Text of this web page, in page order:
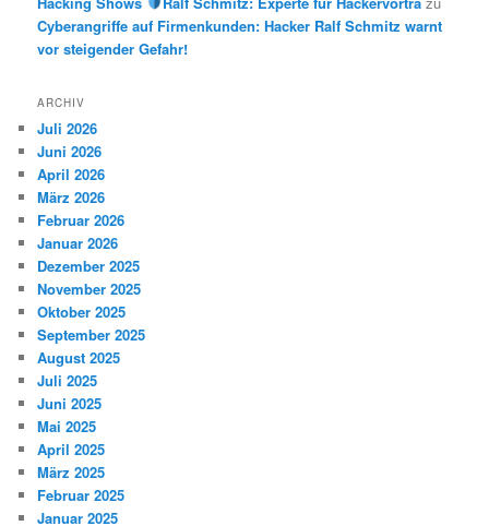
Cyberangriffe auf Firmenkunden: Hacker Ralf Schmitz warnt
vor steigender Gefahr!
ARCHIV
Juli 2026
Juni 2026
April 2026
März 2026
Februar 2026
Januar 2026
Dezember 2025
November 2025
Oktober 2025
September 2025
August 2025
Juli 2025
Juni 2025
Mai 2025
April 2025
März 2025
Februar 2025
Januar 2025